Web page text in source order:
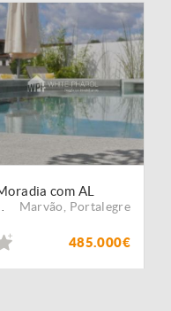
com AL
Marvão Portalegre
485.000€